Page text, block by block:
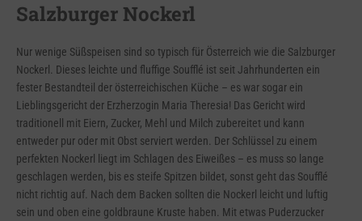
Salzburger Nockerl
Nur wenige Süßspeisen sind so typisch für Österreich wie die Salzburger
Nockerl. Dieses leichte und fluffige Soufflé ist seit Jahrhunderten ein
fester Bestandteil der österreichischen Küche – es war sogar ein
Lieblingsgericht der Erzherzogin Maria Theresia! Das Gericht wird
traditionell mit Eiern, Zucker, Mehl und Milch zubereitet und kann
entweder pur oder mit Obst serviert werden. Der Schlüssel zu einem
perfekten Nockerl liegt im Schlagen des Eiweißes – es muss so lange
geschlagen werden, bis es steife Spitzen bildet, sonst geht das Soufflé
nicht richtig auf. Nach dem Backen sollten die Nockerl leicht und luftig
sein und oben eine goldbraune Kruste haben. Mit etwas Puderzucker